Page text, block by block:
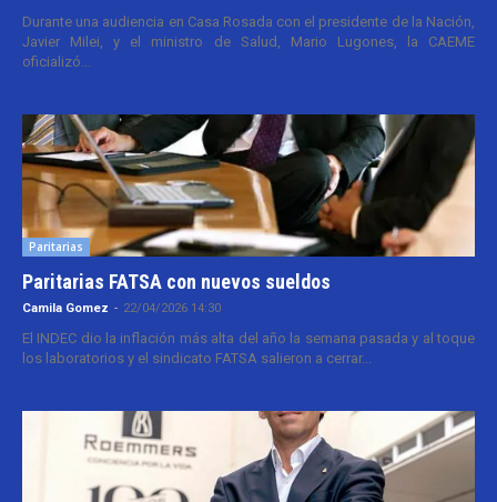
Durante una audiencia en Casa Rosada con el presidente de la Nación,
Javier Milei, y el ministro de Salud, Mario Lugones, la CAEME
oficializó...
Paritarias
Paritarias FATSA con nuevos sueldos
Camila Gomez - 22/04/2026 14:30
El INDEC dio la inflación más alta del año la semana pasada y al toque
los laboratorios y el sindicato FATSA salieron a cerrar...